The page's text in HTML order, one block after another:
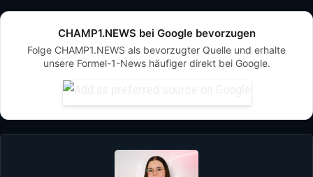
CHAMP1.NEWS bei Google bevorzugen
Folge CHAMP1.NEWS als bevorzugter Quelle und erhalte
unsere Formel-1-News häufiger direkt bei Google.